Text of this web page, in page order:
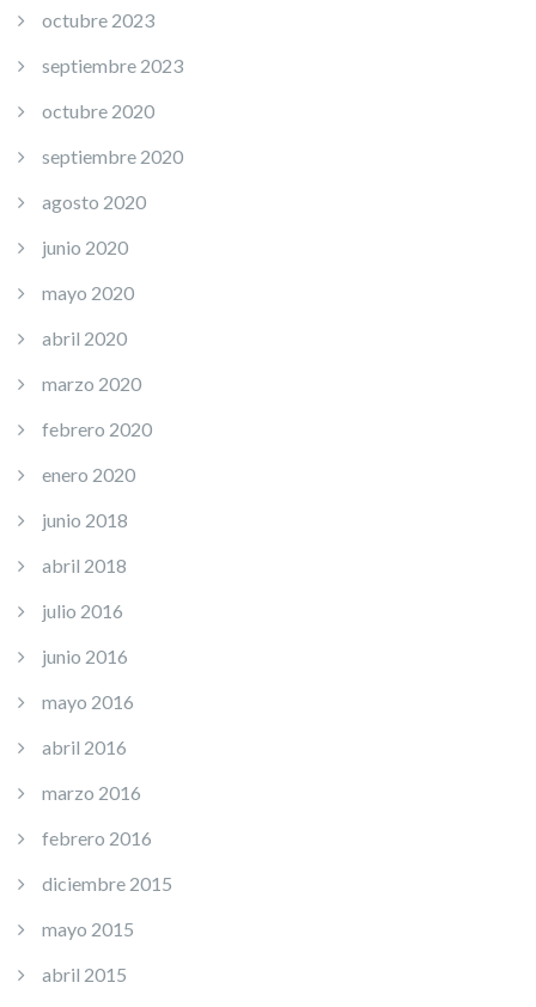
octubre 2023
septiembre 2023
octubre 2020
septiembre 2020
agosto 2020
junio 2020
mayo 2020
abril 2020
marzo 2020
febrero 2020
enero 2020
junio 2018
abril 2018
julio 2016
junio 2016
mayo 2016
abril 2016
marzo 2016
febrero 2016
diciembre 2015
mayo 2015
abril 2015